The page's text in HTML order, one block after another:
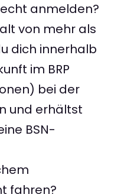
anmelden?
von mehr als
dich innerhalb
im BRP
bei der
und erhältst
BSN-
fahren?